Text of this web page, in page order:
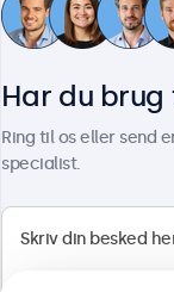
Har du
Ring til os eller send
specialist.